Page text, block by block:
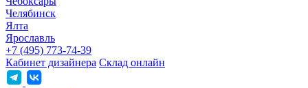
Челябинск
Ялта
Ярославль
+7 (495) 773-74-39
Кабинет дизайнера Склад онлайн